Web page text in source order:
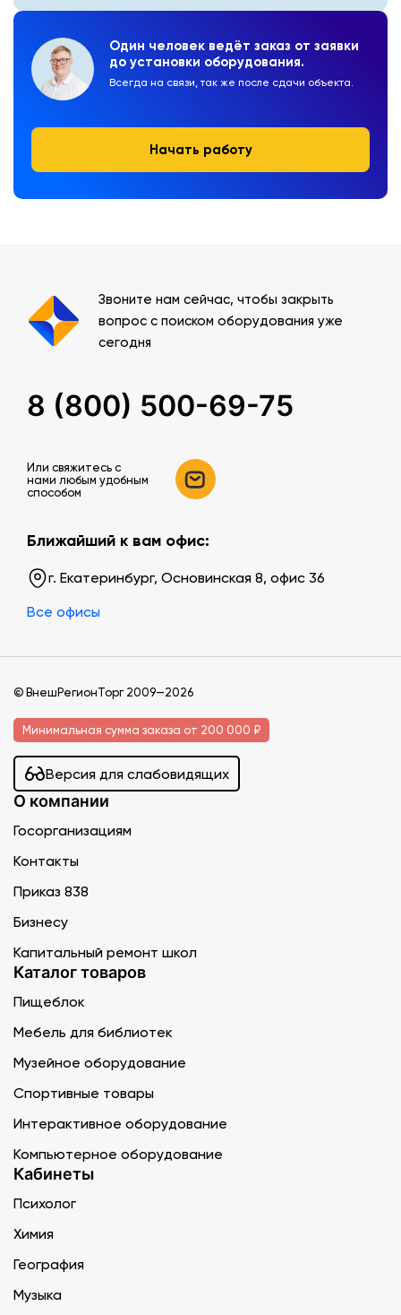
Один человек ведёт заказ от заявки
до установки оборудования.
Всегда на связи, так же после сдачи объекта.
Начать работу
Звоните нам сейчас, чтобы закрыть
вопрос с поиском оборудования уже
сегодня
8 (800) 500-69-75
Или свяжитесь c
нами любым удобным
способом
Ближайший к вам офис:
г. Екатеринбург, Основинская 8, офис 36
Все офисы
© ВнешРегионТорг 2009—2026
Минимальная сумма заказа от 200 000 ₽
Версия для слабовидящих
О компании
Госорганизациям
Контакты
Приказ 838
Бизнесу
Капитальный ремонт школ
Каталог товаров
Пищеблок
Мебель для библиотек
Музейное оборудование
Спортивные товары
Интерактивное оборудование
Компьютерное оборудование
Кабинеты
Психолог
Химия
География
Музыка